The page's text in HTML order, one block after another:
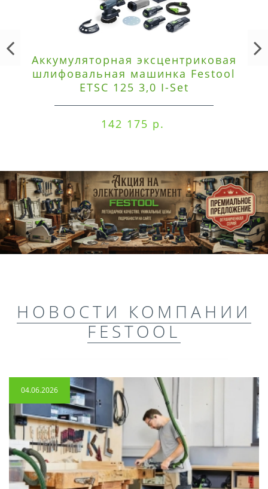
Аккумуляторная эксцентриковая
шлифовальная машинка Festool
ETSC 125 3,0 I-Set
142 175 р.
НОВОСТИ КОМПАНИИ
FESTOOL
04.06.2026